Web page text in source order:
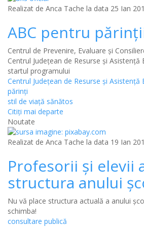
Realizat de Anca Tache la data 25 Ian
ABC pentru
Centrul de Prevenire, Evaluare și
Centrul Județean de Resurse și Asistență
startul programului
Centrul Județean de Resurse și Asistență
părinți
stil de viață sănătos
Citiţi mai departe
Noutate
Realizat de Anca Tache la data 19 Ian
Profesorii și elevii
structura anului
Nu vă place structura actuală a anului
schimba!
consultare publică